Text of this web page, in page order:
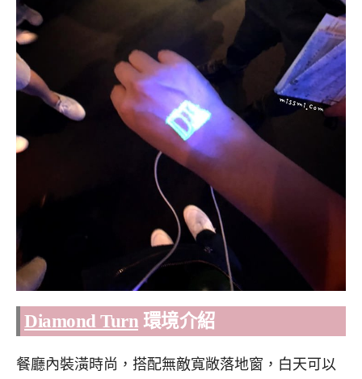
Diamond Turn 環境介紹
餐廳內裝潢時尚，搭配無敵寬敞落地窗，白天可以